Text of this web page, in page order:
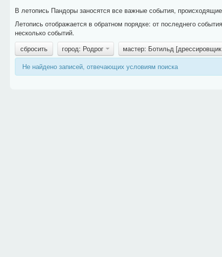
В летопись Пандоры заносятся все важные события,
Летопись отображается в обратном порядке: от последнего
несколько событий.
сбросить
город: Родрог
мастер: Ботильд
Не найдено записей, отвечающих условиям поиска